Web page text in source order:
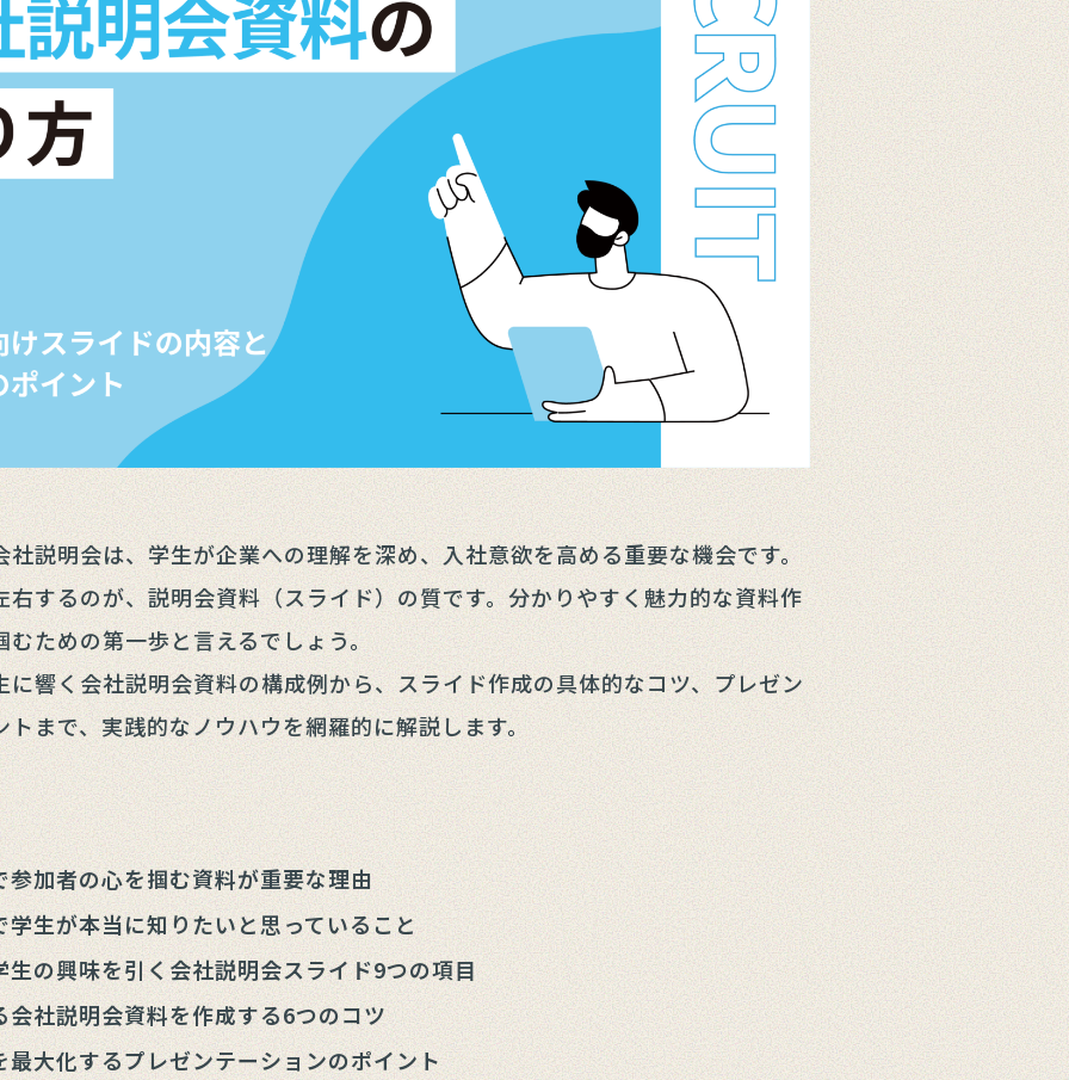
社説明会は、学生が企業への理解を深め、入社意欲を高める重要な機会です。
右するのが、説明会資料（スライド）の質です。分かりやすく魅力的な資料作
ための第一歩と言えるでしょう。
に響く会社説明会資料の構成例から、スライド作成の具体的なコツ、プレゼン
トまで、実践的なノウハウを網羅的に解説します。
参加者の心を掴む資料が重要な理由
学生が本当に知りたいと思っていること
生の興味を引く会社説明会スライド9つの項目
会社説明会資料を作成する6つのコツ
最大化するプレゼンテーションのポイント